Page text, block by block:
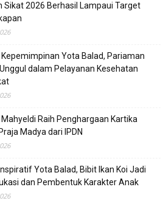
Sikat 2026 Berhasil Lampaui Target
Kepemimpinan Yota Balad, Pariaman
dalam Pelayanan Kesehatan
Raih Penghargaan Kartika
Madya dari IPDN
Yota Balad, Bibit Ikan Koi Jadi
dan Pembentuk Karakter Anak